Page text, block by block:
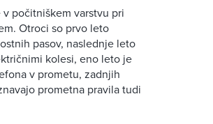
počitniškem varstvu pri
Otroci so prvo leto
pasov, naslednje leto
kolesi, eno leto je
v prometu, zadnjih
prometna pravila tudi